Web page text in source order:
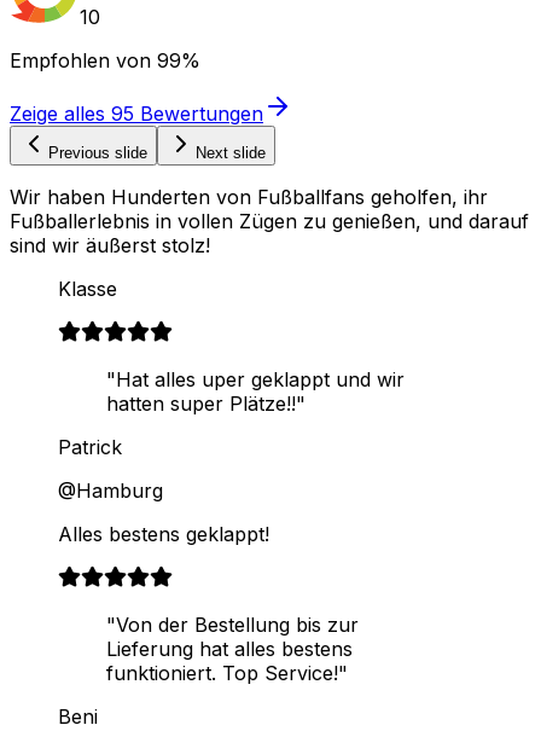
10
Empfohlen von 99%
Zeige alles 95 Bewertungen
Previous slide Next slide
Wir haben Hunderten von Fußballfans geholfen, ihr
Fußballerlebnis in vollen Zügen zu genießen, und darauf
sind wir äußerst stolz!
Klasse
"Hat alles uper geklappt und wir
hatten super Plätze!!"
Patrick
@Hamburg
Alles bestens geklappt!
"Von der Bestellung bis zur
Lieferung hat alles bestens
funktioniert. Top Service!"
Beni